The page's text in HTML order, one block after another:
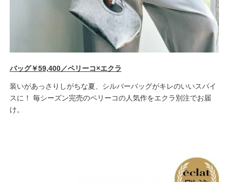
バッグ￥59,400／ペリーコ×エクラ
装いがあっさりしがちな夏、シルバーバッグがキレのいいスパイ
スに！ 毎シーズン完売のペリーコの人気作をエクラ別注でお届
け。